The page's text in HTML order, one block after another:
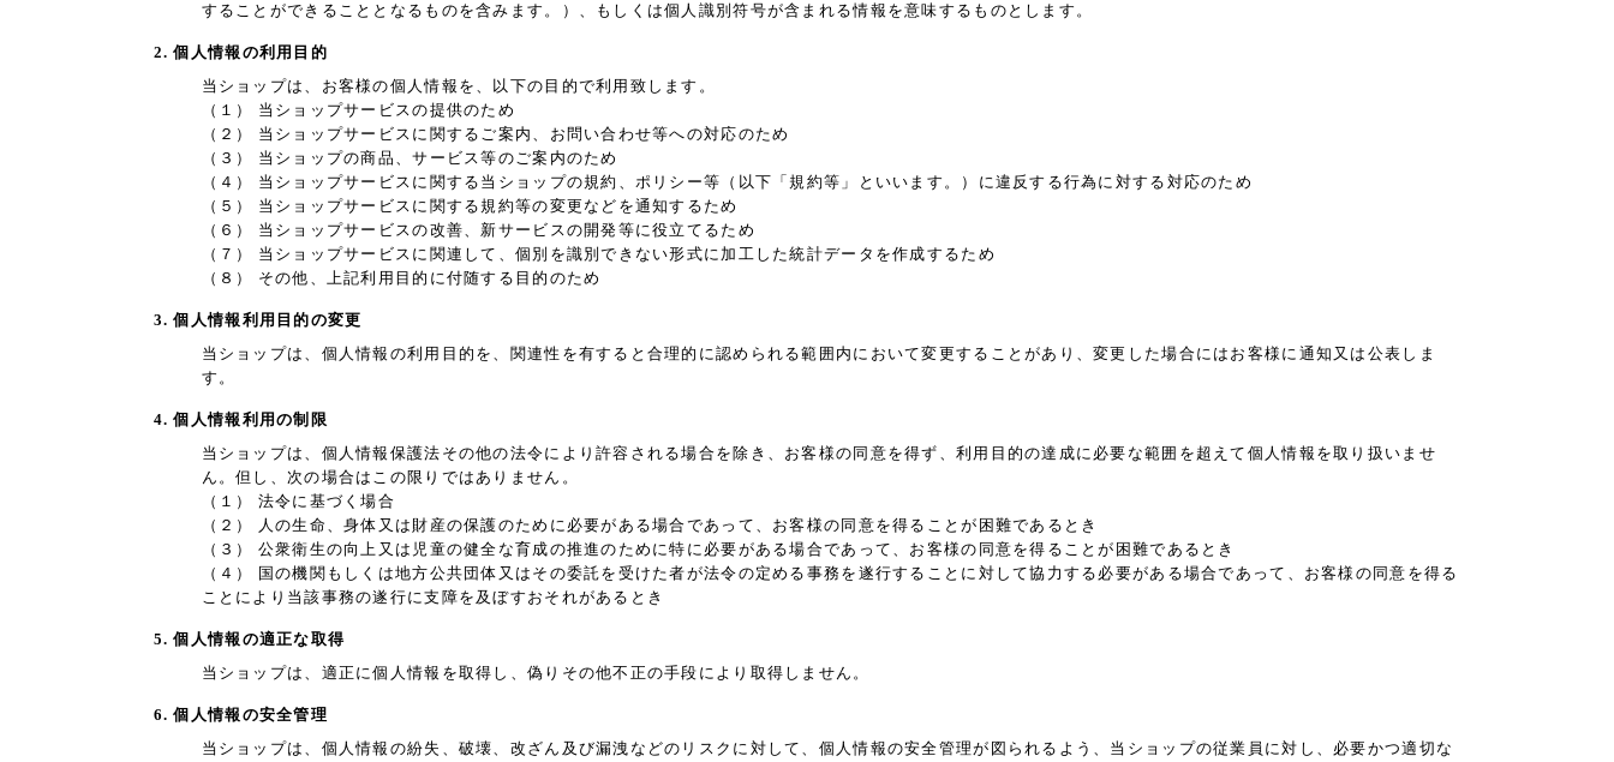
することができることとなるものを含みます。）、もしくは個人識別符号が含まれる情報を意味するものとします。
2. 個人情報の利用目的
当ショップは、お客様の個人情報を、以下の目的で利用致します。
（１） 当ショップサービスの提供のため
（２） 当ショップサービスに関するご案内、お問い合わせ等への対応のため
（３） 当ショップの商品、サービス等のご案内のため
（４） 当ショップサービスに関する当ショップの規約、ポリシー等（以下「規約等」といいます。）に違反する行為に対する対応のため
（５） 当ショップサービスに関する規約等の変更などを通知するため
（６） 当ショップサービスの改善、新サービスの開発等に役立てるため
（７） 当ショップサービスに関連して、個別を識別できない形式に加工した統計データを作成するため
（８） その他、上記利用目的に付随する目的のため
3. 個人情報利用目的の変更
当ショップは、個人情報の利用目的を、関連性を有すると合理的に認められる範囲内において変更することがあり、変更した場合にはお客様に通知又は公表しま
す。
4. 個人情報利用の制限
当ショップは、個人情報保護法その他の法令により許容される場合を除き、お客様の同意を得ず、利用目的の達成に必要な範囲を超えて個人情報を取り扱いませ
ん。但し、次の場合はこの限りではありません。
（１） 法令に基づく場合
（２） 人の生命、身体又は財産の保護のために必要がある場合であって、お客様の同意を得ることが困難であるとき
（３） 公衆衛生の向上又は児童の健全な育成の推進のために特に必要がある場合であって、お客様の同意を得ることが困難であるとき
（４） 国の機関もしくは地方公共団体又はその委託を受けた者が法令の定める事務を遂行することに対して協力する必要がある場合であって、お客様の同意を得る
ことにより当該事務の遂行に支障を及ぼすおそれがあるとき
5. 個人情報の適正な取得
当ショップは、適正に個人情報を取得し、偽りその他不正の手段により取得しません。
6. 個人情報の安全管理
当ショップは、個人情報の紛失、破壊、改ざん及び漏洩などのリスクに対して、個人情報の安全管理が図られるよう、当ショップの従業員に対し、必要かつ適切な